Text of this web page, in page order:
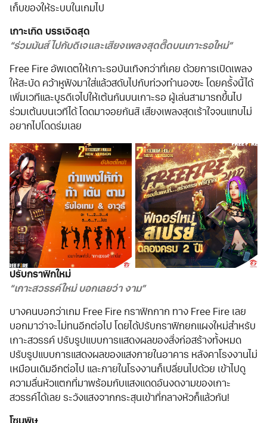
เก็บของให้ระบบในเกมไป
เกาะเกิด บรรเจิดสุด
“ร่วมมันส์ไปกับดีเจและเสียงเพลงสุดตื๊ดบนเกาะรอใหม่”
Free Fire อัพเดตให้เกาะรอบันเทิงกว่าที่เคย ด้วยการเปิดเพลง
ให้สะบัด คว้าหูฟังมาใส่แล้วสดับไปกับท่วงทำนองซะ โดยครั้งนี้ได้
เพิ่มเวทีและบูธดีเจไปให้เต้นกันบนเกาะรอ ผู้เล่นสามารถขึ้นไป
ร่วมเต้นบนเวทีได้ โดดมาจอยกันสิ เสียงเพลงสุดเร้าใจจนแทบไม่
อยากไปโดดร่มเลย
ปรับกราฟิกใหม่
“เกาะสวรรค์ใหม่ บอกเลยว่า งาม”
บางคนบอกว่าเกม Free Fire กราฟิกกาก ทาง Free Fire เลย
บอกมาว่าจะไม่ทนอีกต่อไป โดยได้ปรับกราฟิกยกแผงใหม่สำหรับ
เกาะสวรรค์ ปรับรูปแบบการแสดงผลของสิ่งก่อสร้างทั้งหมด
ปรับรูปแบบการแสดงผลของแสงภายในอาคาร หลังคาโรงงานไม่
เหมือนเดิมอีกต่อไป และภายในโรงงานก็เปลี่ยนไปด้วย เข้าไปดู
ความลื่นหัวแตกที่มาพร้อมกับแสงแดดอันงดงามของเกาะ
สวรรค์ได้เลย ระวังแสงจากกระสุนเข้าที่กลางหัวก็แล้วกัน!